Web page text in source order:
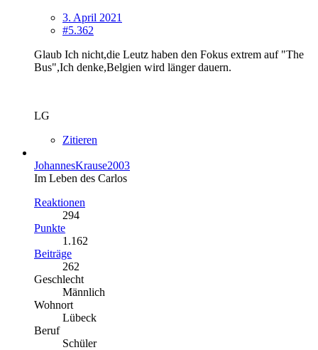
3. April 2021
#5.362
Glaub Ich nicht,die Leutz haben den Fokus extrem auf "The
Bus",Ich denke,Belgien wird länger dauern.
LG
Zitieren
JohannesKrause2003
Im Leben des Carlos
Reaktionen
294
Punkte
1.162
Beiträge
262
Geschlecht
Männlich
Wohnort
Lübeck
Beruf
Schüler